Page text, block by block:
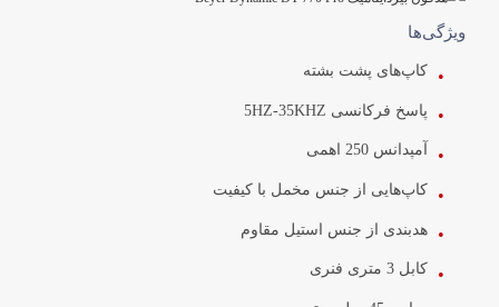
ویژگی‌ها
کاپ‌های پشت بشته
پاسخ فرکانسی 5HZ-35KHZ
آمپدانس 250 اهمی
کاپ‌هایی از جنس مخمل با کیفیت
هدبندی از جنس استیل مقاوم
کابل 3 متری فنری